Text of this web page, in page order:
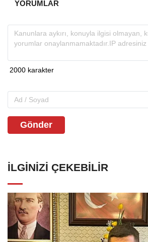
YORUMLAR
Gönder
İLGINIZI ÇEKEBILIR